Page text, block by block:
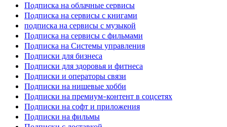
Подписка на облачные сервисы
Подписка на сервисы с книгами
подписка на сервисы с музыкой
Подписка на сервисы с фильмами
Подписка на Системы управления
Подписки для бизнеса
Подписки для здоровья и фитнеса
Подписки и операторы связи
Подписки на нишевые хобби
Подписки на премиум-контент в соцсетях
Подписки на софт и приложения
Подписки на фильмы